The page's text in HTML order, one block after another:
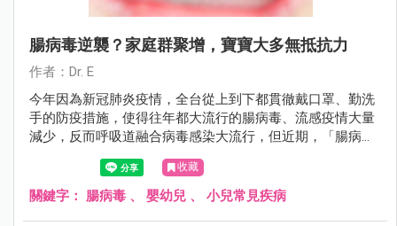
腸病毒逆襲？家庭群聚增，寶寶大多無抵抗力
作者：Dr. E
今年因為新冠肺炎疫情，全台從上到下都貫徹戴口罩、勤洗
手的防疫措施，使得往年都大流行的腸病毒、流感疫情大量
減少，反而呼吸道融合病毒感染大流行，但近期，「腸病
毒」卻悄悄逆襲當中，而且大多兒童身上都無抗體，若真的
捲土重來，後果恐怕...
收藏
關鍵字： 腸病毒 、 嬰幼兒 、 小兒常見疾病